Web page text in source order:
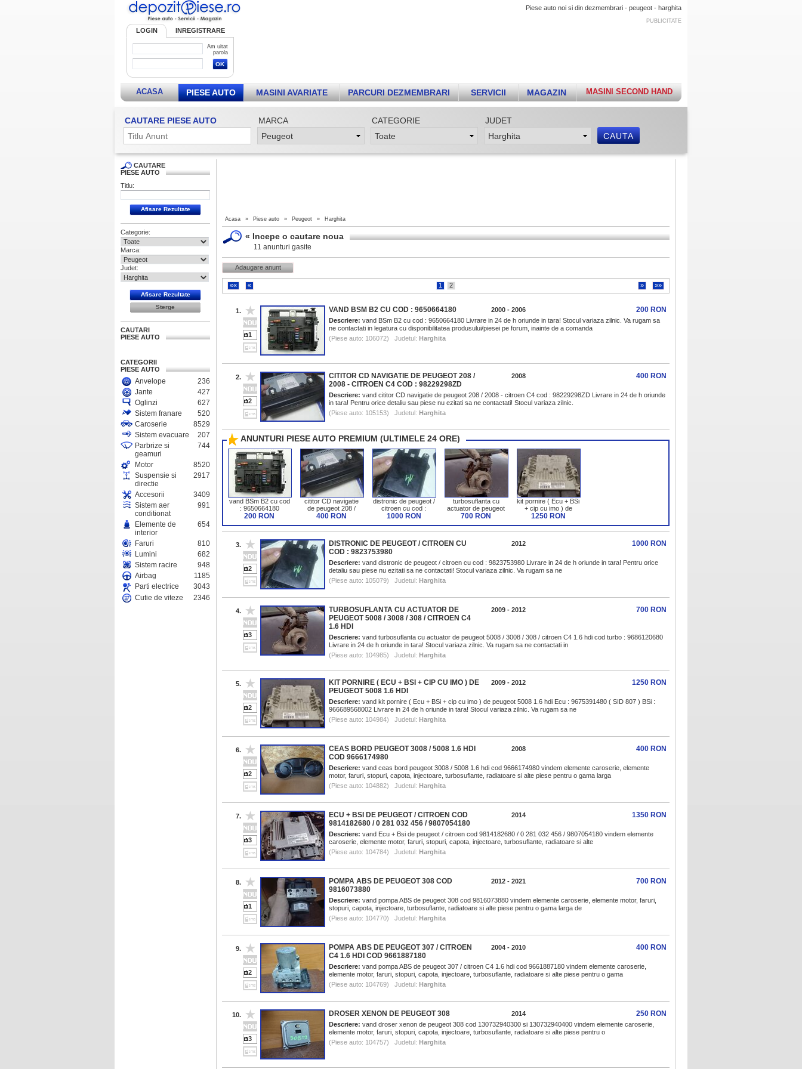
Piese auto noi si din dezmembrari - peugeot - harghita
PUBLICITATE
LOGIN INREGISTRARE
Am uitat
parola
ACASA PIESE AUTO MASINI AVARIATE PARCURI DEZMEMBRARI SERVICII MAGAZIN MASINI SECOND HAND
CAUTARE PIESE AUTO MARCA CATEGORIE JUDET
CAUTARE
PIESE AUTO
Titlu:
Categorie:
Marca:
Judet:
CAUTARI
PIESE AUTO
CATEGORII
PIESE AUTO
Anvelope
236
Jante
427
Oglinzi
627
Sistem franare
520
Caroserie
8529
Sistem evacuare
207
Parbrize si
geamuri
744
Motor
8520
Suspensie si
directie
2917
Accesorii
3409
Sistem aer
conditionat
991
Elemente de
interior
654
Faruri
810
Lumini
682
Sistem racire
948
Airbag
1185
Parti electrice
3043
Cutie de viteze
2346
Acasa » Piese auto » Peugeot » Harghita
« Incepe o cautare noua
11 anunturi gasite
Adaugare anunt
«« « 1 2 » »»
1.
1
VAND BSM B2 CU COD : 9650664180 2000 - 2006 200 RON
Descriere: vand BSm B2 cu cod : 9650664180 Livrare in 24 de h oriunde in tara! Stocul variaza zilnic. Va rugam sa
ne contactati in legatura cu disponibilitatea produsului/piesei pe forum, inainte de a comanda
(Piese auto: 106072) Judetul: Harghita
2.
2
CITITOR CD NAVIGATIE DE PEUGEOT 208 /
2008 - CITROEN C4 COD : 98229298ZD
2008 400 RON
Descriere: vand cititor CD navigatie de peugeot 208 / 2008 - citroen C4 cod : 98229298ZD Livrare in 24 de h oriunde
in tara! Pentru orice detaliu sau piese nu ezitati sa ne contactati! Stocul variaza zilnic.
(Piese auto: 105153) Judetul: Harghita
ANUNTURI PIESE AUTO PREMIUM (ULTIMELE 24 ORE)
vand BSm B2 cu cod
: 9650664180
200 RON
cititor CD navigatie
de peugeot 208 /
2008 - citroen C4 cod
400 RON
distronic de peugeot /
citroen cu cod :
9823753980
1000 RON
turbosuflanta cu
actuator de peugeot
5008 / 3008 / 308 /
700 RON
kit pornire ( Ecu + BSi
+ cip cu imo ) de
peugeot 5008 1.6 hdi
1250 RON
3.
2
DISTRONIC DE PEUGEOT / CITROEN CU
COD : 9823753980
2012 1000 RON
Descriere: vand distronic de peugeot / citroen cu cod : 9823753980 Livrare in 24 de h oriunde in tara! Pentru orice
detaliu sau piese nu ezitati sa ne contactati! Stocul variaza zilnic. Va rugam sa ne
(Piese auto: 105079) Judetul: Harghita
4.
3
TURBOSUFLANTA CU ACTUATOR DE
PEUGEOT 5008 / 3008 / 308 / CITROEN C4
1.6 HDI
2009 - 2012 700 RON
Descriere: vand turbosuflanta cu actuator de peugeot 5008 / 3008 / 308 / citroen C4 1.6 hdi cod turbo : 9686120680
Livrare in 24 de h oriunde in tara! Stocul variaza zilnic. Va rugam sa ne contactati in
(Piese auto: 104985) Judetul: Harghita
5.
2
KIT PORNIRE ( ECU + BSI + CIP CU IMO ) DE
PEUGEOT 5008 1.6 HDI
2009 - 2012 1250 RON
Descriere: vand kit pornire ( Ecu + BSi + cip cu imo ) de peugeot 5008 1.6 hdi Ecu : 9675391480 ( SID 807 ) BSi :
966689568002 Livrare in 24 de h oriunde in tara! Stocul variaza zilnic. Va rugam sa ne
(Piese auto: 104984) Judetul: Harghita
6.
2
CEAS BORD PEUGEOT 3008 / 5008 1.6 HDI
COD 9666174980
2008 400 RON
Descriere: vand ceas bord peugeot 3008 / 5008 1.6 hdi cod 9666174980 vindem elemente caroserie, elemente
motor, faruri, stopuri, capota, injectoare, turbosuflante, radiatoare si alte piese pentru o gama larga
(Piese auto: 104882) Judetul: Harghita
7.
3
ECU + BSI DE PEUGEOT / CITROEN COD
9814182680 / 0 281 032 456 / 9807054180
2014 1350 RON
Descriere: vand Ecu + Bsi de peugeot / citroen cod 9814182680 / 0 281 032 456 / 9807054180 vindem elemente
caroserie, elemente motor, faruri, stopuri, capota, injectoare, turbosuflante, radiatoare si alte
(Piese auto: 104784) Judetul: Harghita
8.
1
POMPA ABS DE PEUGEOT 308 COD
9816073880
2012 - 2021 700 RON
Descriere: vand pompa ABS de peugeot 308 cod 9816073880 vindem elemente caroserie, elemente motor, faruri,
stopuri, capota, injectoare, turbosuflante, radiatoare si alte piese pentru o gama larga de
(Piese auto: 104770) Judetul: Harghita
9.
2
POMPA ABS DE PEUGEOT 307 / CITROEN
C4 1.6 HDI COD 9661887180
2004 - 2010 400 RON
Descriere: vand pompa ABS de peugeot 307 / citroen C4 1.6 hdi cod 9661887180 vindem elemente caroserie,
elemente motor, faruri, stopuri, capota, injectoare, turbosuflante, radiatoare si alte piese pentru o gama
(Piese auto: 104769) Judetul: Harghita
10.
3
DROSER XENON DE PEUGEOT 308 2014 250 RON
Descriere: vand droser xenon de peugeot 308 cod 130732940300 si 130732940400 vindem elemente caroserie,
elemente motor, faruri, stopuri, capota, injectoare, turbosuflante, radiatoare si alte piese pentru o
(Piese auto: 104757) Judetul: Harghita